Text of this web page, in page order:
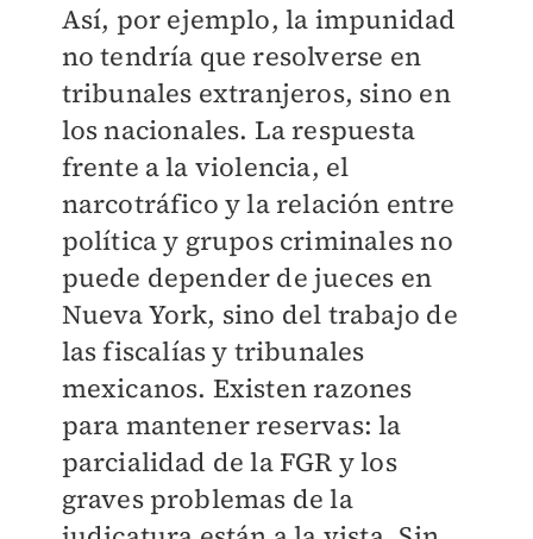
Así, por ejemplo, la impunidad
no tendría que resolverse en
tribunales extranjeros, sino en
los nacionales. La respuesta
frente a la violencia, el
narcotráfico y la relación entre
política y grupos criminales no
puede depender de jueces en
Nueva York, sino del trabajo de
las fiscalías y tribunales
mexicanos. Existen razones
para mantener reservas: la
parcialidad de la FGR y los
graves problemas de la